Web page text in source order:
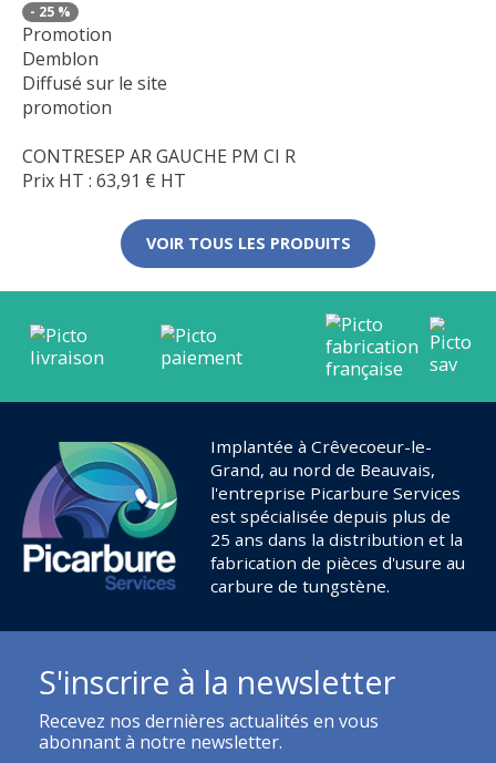
- 25 %
Promotion
Demblon
Diffusé sur le site
promotion
CONTRESEP AR GAUCHE PM CI R
Prix HT : 63,91 € HT
VOIR TOUS LES PRODUITS
Implantée à Crêvecoeur-le-
Grand, au nord de Beauvais,
l'entreprise Picarbure Services
est spécialisée depuis plus de
25 ans dans la distribution et la
fabrication de pièces d'usure au
carbure de tungstène.
S'inscrire à la newsletter
Recevez nos dernières actualités en vous
abonnant à notre newsletter.